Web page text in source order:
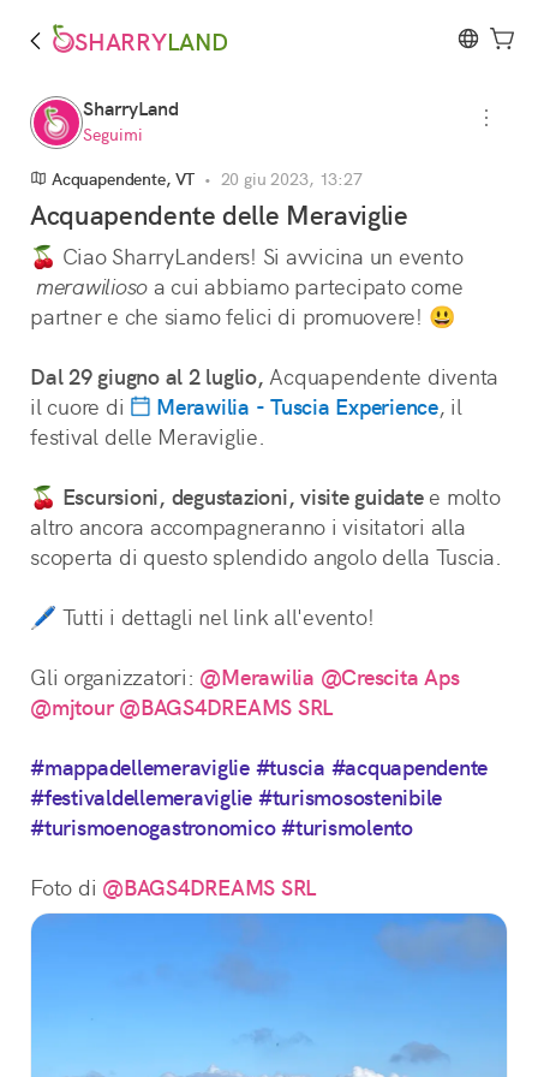
SHARRYLAND
SharryLand
Seguimi
Acquapendente, VT • 20 giu 2023, 13:27
Acquapendente delle Meraviglie
🍒 Ciao SharryLanders! Si avvicina un evento
merawilioso a cui abbiamo partecipato come
partner e che siamo felici di promuovere! 😃
Dal 29 giugno al 2 luglio, Acquapendente diventa
il cuore di
Merawilia - Tuscia Experience, il
festival delle Meraviglie.
🍒 Escursioni, degustazioni, visite guidate e molto
altro ancora accompagneranno i visitatori alla
scoperta di questo splendido angolo della Tuscia.
🖊️ Tutti i dettagli nel link all'evento!
Gli organizzatori: @Merawilia @Crescita Aps
@mjtour @BAGS4DREAMS SRL
#mappadellemeraviglie #tuscia #acquapendente
#festivaldellemeraviglie #turismosostenibile
#turismoenogastronomico #turismolento
Foto di @BAGS4DREAMS SRL